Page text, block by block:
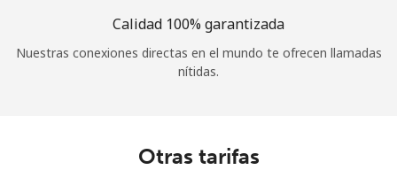
Calidad 100% garantizada
Nuestras conexiones directas en el mundo te ofrecen llamadas
nítidas.
Otras tarifas